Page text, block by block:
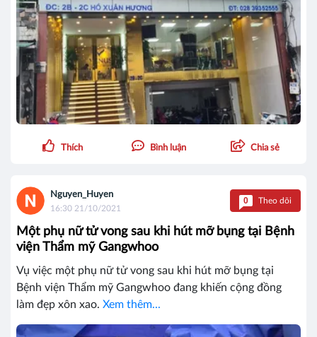
Thích Bình luận Chia sẻ
Nguyen_Huyen
16:30 21/10/2021
0 Theo dõi
Một phụ nữ tử vong sau khi hút mỡ bụng tại Bệnh
viện Thẩm mỹ Gangwhoo
Vụ việc một phụ nữ tử vong sau khi hút mỡ bụng tại
Bệnh viện Thẩm mỹ Gangwhoo đang khiến cộng đồng
làm đẹp xôn xao. Xem thêm...